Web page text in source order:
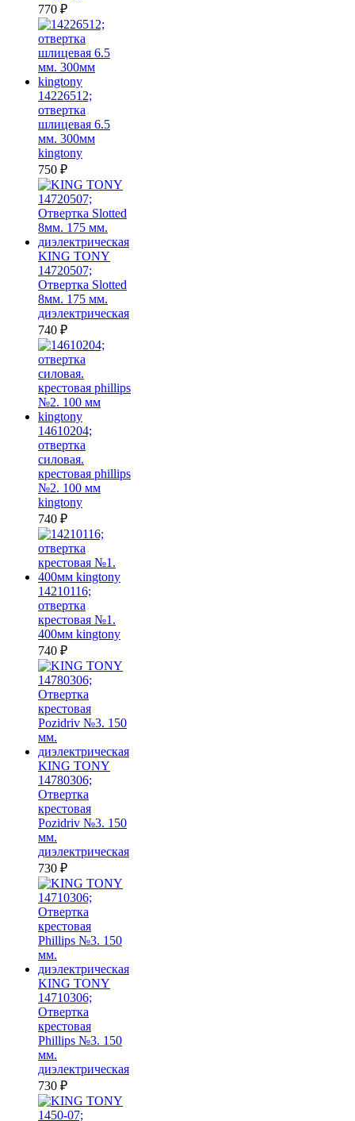
770 ₽
14226512;
отвертка
шлицевая 6.5
мм. 300мм
kingtony
750 ₽
KING TONY
14720507;
Отвертка Slotted
8мм. 175 мм.
диэлектрическая
740 ₽
14610204;
отвертка
силовая.
крестовая phillips
№2. 100 мм
kingtony
740 ₽
14210116;
отвертка
крестовая №1.
400мм kingtony
740 ₽
KING TONY
14780306;
Отвертка
крестовая
Pozidriv №3. 150
мм.
диэлектрическая
730 ₽
KING TONY
14710306;
Отвертка
крестовая
Phillips №3. 150
мм.
диэлектрическая
730 ₽